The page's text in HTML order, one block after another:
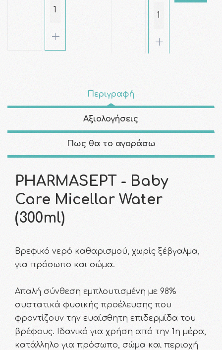
Περιγραφή
Αξιολογήσεις
Πως θα το αγοράσω
PHARMASEPT - Baby
Care Micellar Water
(300ml)
Βρεφικό νερό καθαρισµού, χωρίς ξέβγαλµα,
για πρόσωπο και σώµα.
Απαλή σύνθεση εµπλουτισµένη µε 98%
συστατικά φυσικής προέλευσης που
φροντίζουν την ευαίσθητη επιδερµίδα του
βρέφους. Ιδανικό για χρήση από την 1η µέρα,
κατάλληλο για πρόσωπο, σώµα και περιοχή